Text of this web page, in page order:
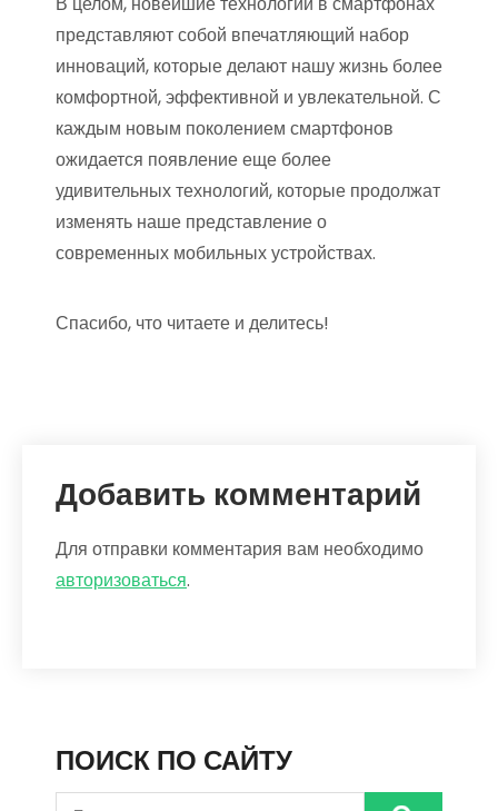
представляют собой впечатляющий набор
инноваций, которые делают нашу жизнь более
комфортной, эффективной и увлекательной. С
каждым новым поколением смартфонов
ожидается появление еще более
удивительных технологий, которые продолжат
изменять наше представление о
современных мобильных устройствах.
Спасибо, что читаете и делитесь!
Добавить комментарий
Для отправки комментария вам необходимо
авторизоваться.
ПОИСК ПО САЙТУ